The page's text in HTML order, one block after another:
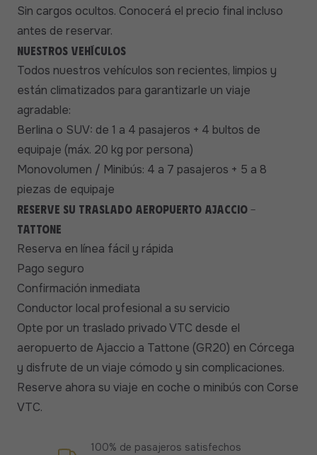
Sin cargos ocultos. Conocerá el precio final incluso
antes de reservar.
Nuestros vehículos
Todos nuestros vehículos son recientes, limpios y
están climatizados para garantizarle un viaje
agradable:
Berlina o SUV: de 1 a 4 pasajeros + 4 bultos de
equipaje (máx. 20 kg por persona)
Monovolumen / Minibús: 4 a 7 pasajeros + 5 a 8
piezas de equipaje
Reserve su traslado aeropuerto Ajaccio -
Tattone
Reserva en línea fácil y rápida
Pago seguro
Confirmación inmediata
Conductor local profesional a su servicio
Opte por un traslado privado VTC desde el
aeropuerto de Ajaccio a Tattone (GR20) en Córcega
y disfrute de un viaje cómodo y sin complicaciones.
Reserve ahora su viaje en coche o minibús con Corse
VTC.
100% de pasajeros satisfechos